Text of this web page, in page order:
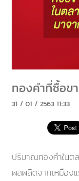
ทองคำที่ซื้อข
31 / 01 / 2563 11:33
ปริมาณทองคำในต
ผลผลิตจากเหมือง